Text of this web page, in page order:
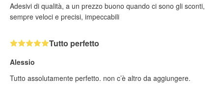
Adesivi di qualità, a un prezzo buono quando ci sono gli sconti,
sempre veloci e precisi, impeccabili
Tutto perfetto
Alessio
Tutto assolutamente perfetto. non c’è altro da aggiungere.